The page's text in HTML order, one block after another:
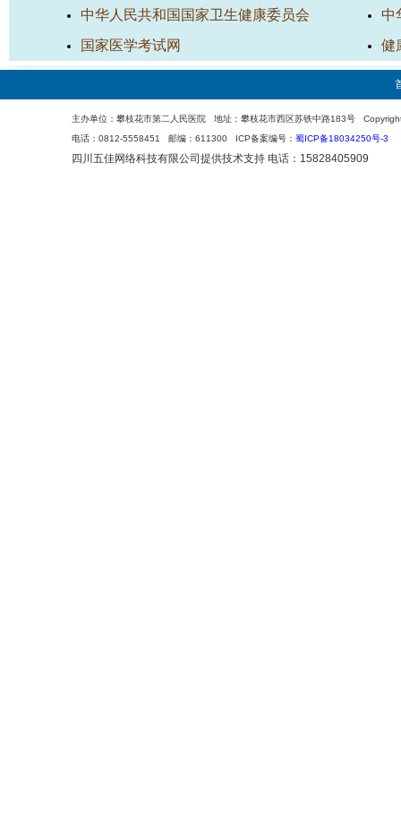
中华人民共和国国家卫生健康委员会
国家医学考试网
中
健
主办单位：攀枝花市第二人民医院 地址：攀枝花市西区苏铁中路183号
电话：0812-5558451 邮编：611300 ICP备案编号： 蜀ICP备18034250号-3
四川五佳网络科技有限公司 提供技术支持 电话：15828405909